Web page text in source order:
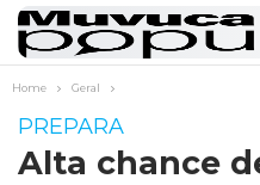
Home Geral
PREPARA
Alta chance